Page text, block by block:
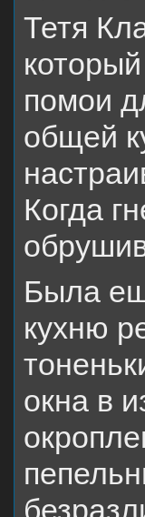
Тетя
помои
общей
Когда
Была
кухню
окна в